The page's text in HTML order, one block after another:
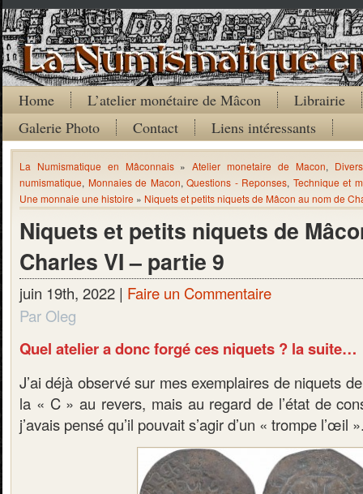
Home L’atelier monétaire de Mâcon
Librairie
Galerie Photo
Contact Liens intéressants
La Numismatique en Mâconnais»Atelier monetaire de Macon, Divers
numismatique, Monnaies de Macon, Questions - Reponses, Technique et
Une monnaie une histoire » Niquets et petits niquets de Mâcon au nom de
Niquets et petits niquets de
Charles VI – partie 9
juin 19th, 2022 | Faire un Commentaire
Par Oleg
Quel atelier a donc forgé ces niquets ? la suite…
J’ai déjà observé sur mes exemplaires de niquets
la « C » au revers, mais au regard de l’état de
j’avais pensé qu’il pouvait s’agir d’un « trompe l’œil